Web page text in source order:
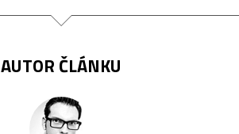
AUTOR ČLÁNKU